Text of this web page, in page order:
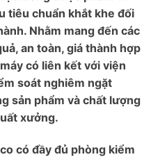
tiêu chuẩn khắt khe đối
Nhằm mang đến các
an toàn, giá thành hợp
có liên kết với viện
soát nghiêm ngặt
sản phẩm và chất lượng
xưởng.
có đầy đủ phòng kiểm